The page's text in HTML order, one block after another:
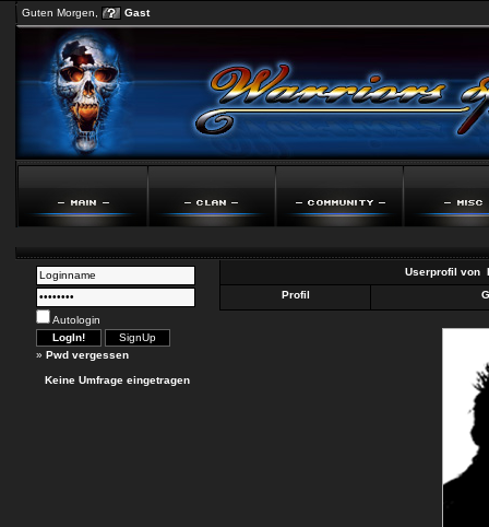
Guten Morgen, Gast
Autologin
» Pwd vergessen
Keine Umfrage eingetragen
Userprofil von
Profil